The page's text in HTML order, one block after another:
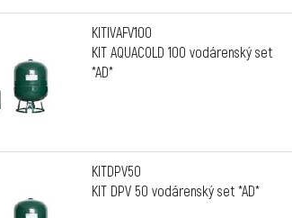
KITIVAFV100
KIT AQUACOLD 100 vodárenský set
*AD*
KITDPV50
KIT DPV 50 vodárenský set *AD*